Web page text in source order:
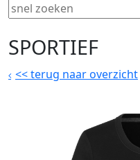
SPORTIEF
<<terug naar overzicht